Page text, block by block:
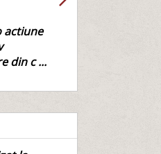
actiune
din c ...